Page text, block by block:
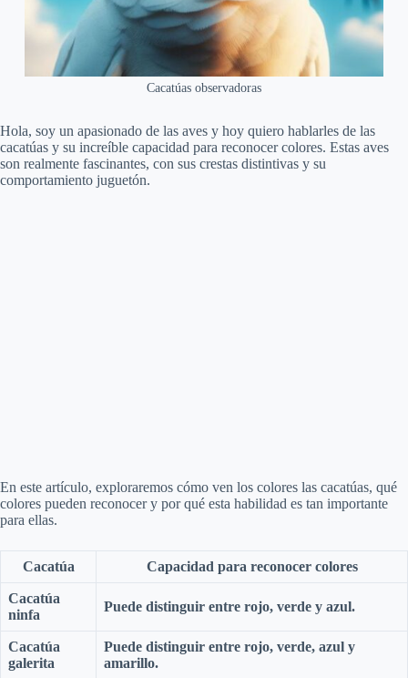
Cacatúas observadoras
Hola, soy un apasionado de las aves y hoy quiero hablarles de las
cacatúas y su increíble capacidad para reconocer colores. Estas aves
son realmente fascinantes, con sus crestas distintivas y su
comportamiento juguetón.
En este artículo, exploraremos cómo ven los colores las cacatúas, qué
colores pueden reconocer y por qué esta habilidad es tan importante
para ellas.
Cacatúa Capacidad para reconocer colores
Cacatúa
ninfa
Puede distinguir entre rojo, verde y azul.
Cacatúa
galerita
Puede distinguir entre rojo, verde, azul y
amarillo.